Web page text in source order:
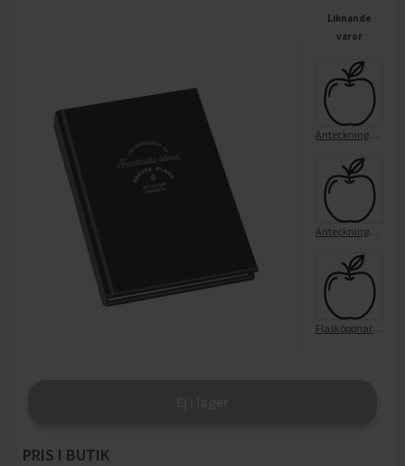
Liknande
varor
Anteckningsblock A5 Svart
Anteckningsblock A4 Svart
Flasköppnare Svart 15,5cm
PRIS I BUTIK